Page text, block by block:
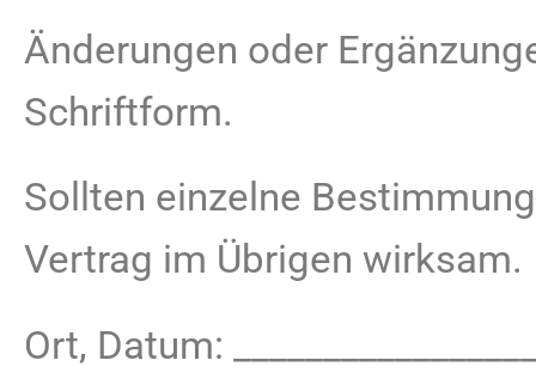
Änderungen oder
Schriftform.
Sollten einzelne
Vertrag im Übrigen wirksam.
Ort, Datum: